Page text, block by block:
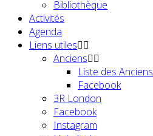
Bibliothèque
Activités
Agenda
Liens utiles
Anciens
Liste des Anciens
Facebook
3R London
Facebook
Instagram